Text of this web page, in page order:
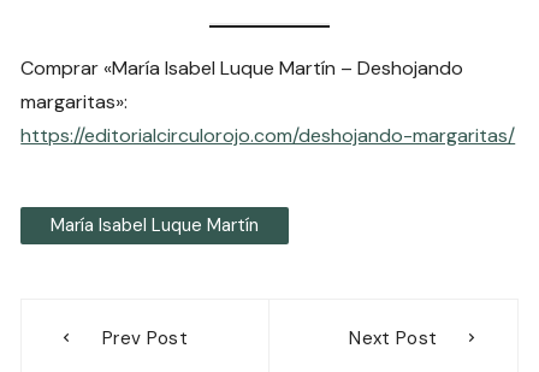
Comprar «María Isabel Luque Martín – Deshojando
margaritas»:
https://editorialcirculorojo.com/deshojando-margaritas/
María Isabel Luque Martín
Prev Post Next Post